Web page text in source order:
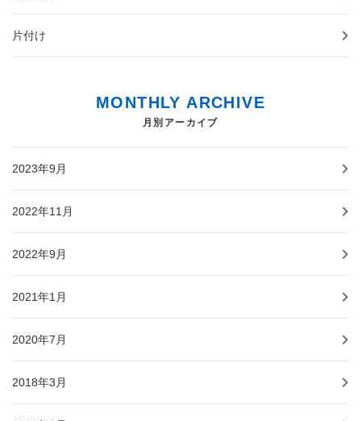
片付け
MONTHLY ARCHIVE
月別アーカイブ
2023年9月
2022年11月
2022年9月
2021年1月
2020年7月
2018年3月